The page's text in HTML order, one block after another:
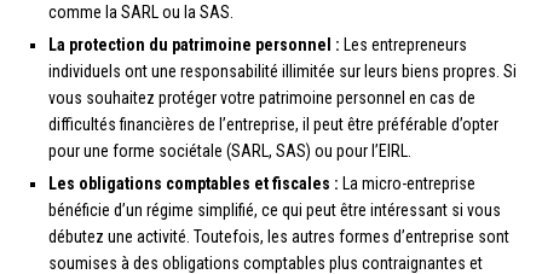
comme la SARL ou la SAS.
La protection du patrimoine personnel : Les entrepreneurs
individuels ont une responsabilité illimitée sur leurs biens propres. Si
vous souhaitez protéger votre patrimoine personnel en cas de
difficultés financières de l’entreprise, il peut être préférable d’opter
pour une forme sociétale (SARL, SAS) ou pour l’EIRL.
Les obligations comptables et fiscales : La micro-entreprise
bénéficie d’un régime simplifié, ce qui peut être intéressant si vous
débutez une activité. Toutefois, les autres formes d’entreprise sont
soumises à des obligations comptables plus contraignantes et